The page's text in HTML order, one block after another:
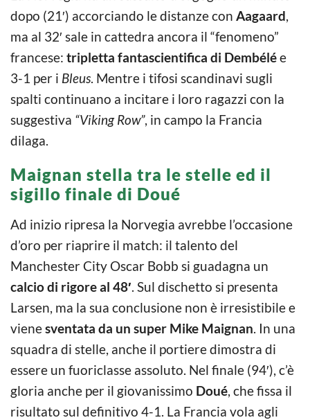
dopo (21′) accorciando le distanze con Aagaard,
ma al 32′ sale in cattedra ancora il “fenomeno”
francese: tripletta fantascientifica di Dembélée
3-1 per i Bleus. Mentre i tifosi scandinavi sugli
spalti continuano a incitare i loro ragazzi con la
suggestiva “Viking Row”, in campo la Francia
dilaga.
Maignan stella tra le stelle ed il
sigillo finale di Doué
Ad inizio ripresa la Norvegia avrebbe l’occasione
d’oro per riaprire il match: il talento del
Manchester City Oscar Bobb si guadagna un
calcio di rigore al 48′. Sul dischetto si presenta
Larsen, ma la sua conclusione non è irresistibile e
vienesventata da un super Mike Maignan. In una
squadra di stelle, anche il portiere dimostra di
essere un fuoriclasse assoluto. Nel finale (94′), c’è
gloria anche per il giovanissimo Doué, che fissa il
risultato sul definitivo 4-1. La Francia vola agli